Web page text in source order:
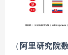
（ 阿里研究院